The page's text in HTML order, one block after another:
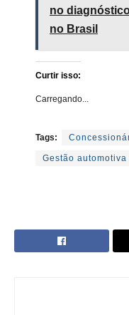
no
no Brasil
Curtir isso:
Carregando...
Tags:
Gestão automotiva